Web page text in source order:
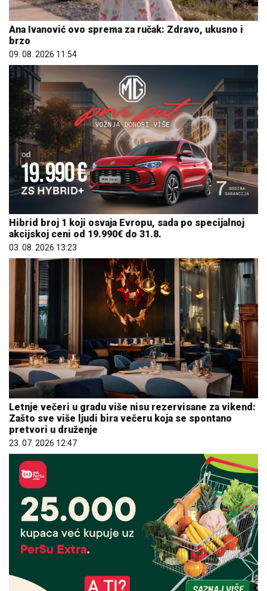
Ana Ivanović ovo sprema za ručak: Zdravo, ukusno i
brzo
09. 08. 2026 11:54
Hibrid broj 1 koji osvaja Evropu, sada po specijalnoj
akcijskoj ceni od 19.990€ do 31.8.
03. 08. 2026 13:23
Letnje večeri u gradu više nisu rezervisane za vikend:
Zašto sve više ljudi bira večeru koja se spontano
pretvori u druženje
23. 07. 2026 12:47